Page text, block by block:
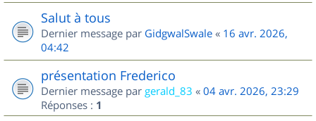
Salut à tous
Dernier message par GidgwalSwale « 16 avr. 2026,
04:42
présentation Frederico
Dernier message par gerald_83 « 04 avr. 2026, 23:29
Réponses : 1